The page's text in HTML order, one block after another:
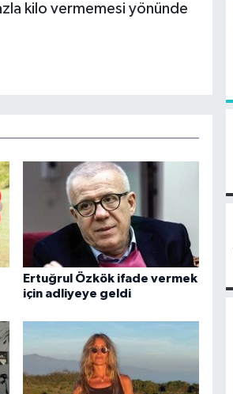
kilo vermemesi yönünde
Ertuğrul Özkök ifade vermek
için adliyeye geldi